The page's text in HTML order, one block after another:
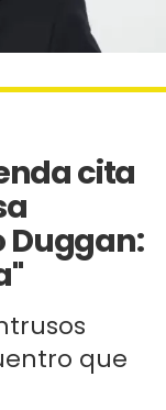
cita
Duggan:
que